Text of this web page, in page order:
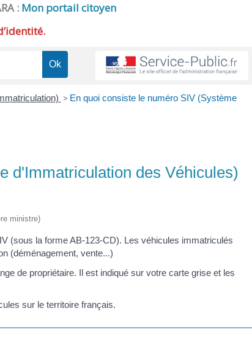
: Mon portail citoyen
> En quoi consiste le numéro SIV (Système
d'Immatriculation des Véhicules)
ministre)
(sous la forme AB-123-CD). Les véhicules immatriculés
(déménagement, vente...)
de propriétaire. Il est indiqué sur votre carte grise et les
sur le territoire français.